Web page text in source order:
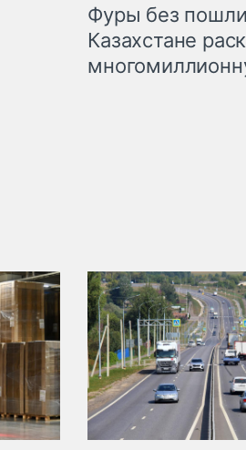
Фуры без
Казахстане